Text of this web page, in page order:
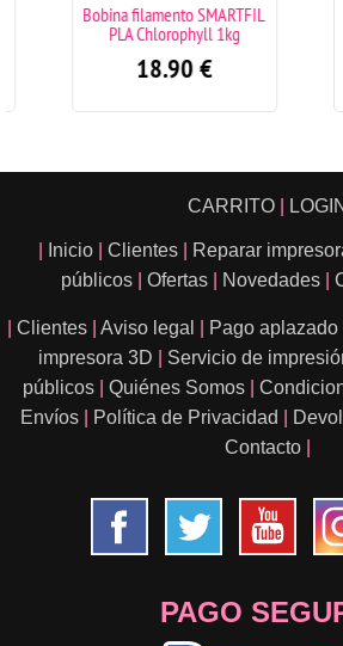
Bobina filamento SMARTFIL
PLA Chlorophyll 1kg
18.90€
CARRITO LOGIN
Inicio Clientes Reparar
públicos
Ofertas Novedades
Clientes Aviso legal Pago aplazado
impresora 3D
Servicio de
públicos
Quiénes Somos
Envíos
Política de Privacidad
Contacto
PAGO